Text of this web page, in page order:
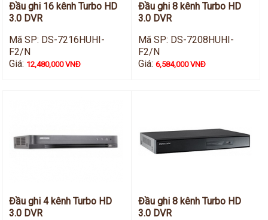
Đầu ghi 16 kênh Turbo HD
3.0 DVR
Mã SP: DS-7216HUHI-
F2/N
Giá: 12,480,000 VNĐ
Đầu ghi 8 kênh Turbo HD
3.0 DVR
Mã SP: DS-7208HUHI-
F2/N
Giá: 6,584,000 VNĐ
Đầu ghi 4 kênh Turbo HD
3.0 DVR
Đầu ghi 8 kênh Turbo HD
3.0 DVR